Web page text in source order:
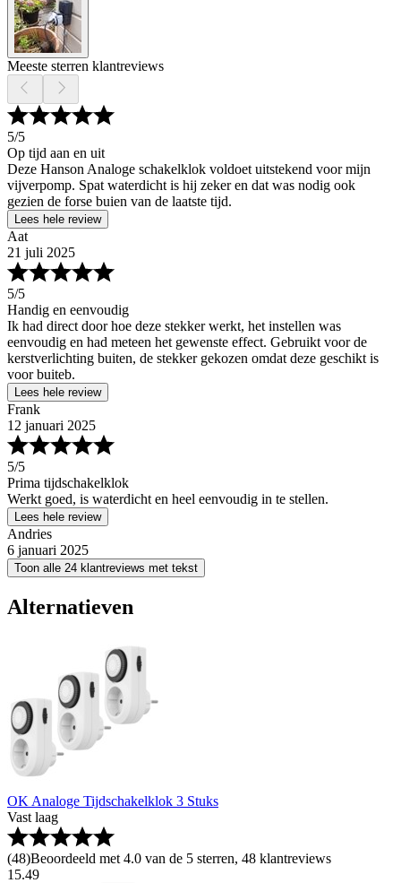
Meeste sterren klantreviews
5/5
Op tijd aan en uit
Deze Hanson Analoge schakelklok voldoet uitstekend voor mijn
vijverpomp. Spat waterdicht is hij zeker en dat was nodig ook
gezien de forse buien van de laatste tijd.
Lees hele review
Aat
21 juli 2025
5/5
Handig en eenvoudig
Ik had direct door hoe deze stekker werkt, het instellen was
eenvoudig en had meteen het gewenste effect. Gebruikt voor de
kerstverlichting buiten, de stekker gekozen omdat deze geschikt is
voor buiteb.
Lees hele review
Frank
12 januari 2025
5/5
Prima tijdschakelklok
Werkt goed, is waterdicht en heel eenvoudig in te stellen.
Lees hele review
Andries
6 januari 2025
Toon alle 24 klantreviews met tekst
Alternatieven
OK Analoge Tijdschakelklok 3 Stuks
Vast laag
(48)Beoordeeld met 4.0 van de 5 sterren, 48 klantreviews
15.49